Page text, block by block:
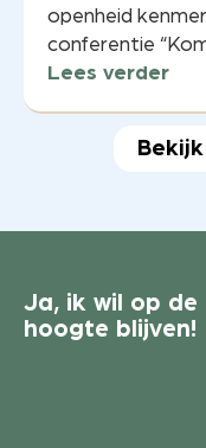
openheid
conferentie
Lees verder
Ja, ik wil op de
hoogte blijven!